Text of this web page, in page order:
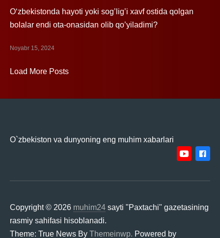
O‘zbekistonda hayoti yoki sog’lig’i xavf ostida qolgan
bolalar endi ota-onasidan olib qo’yiladimi?
Noyabr 15, 2024
Load More Posts
MUHIM24
O`zbekiston va dunyoning eng muhim xabarlari
BU
XORIJ
Telegram
youtube
BU
Copyright © 2026 muhim24 sayti "Paxtachi" gazetasining
rasmiy sahifasi hisoblanadi.
Theme: True News By Themeinwp. Powered by